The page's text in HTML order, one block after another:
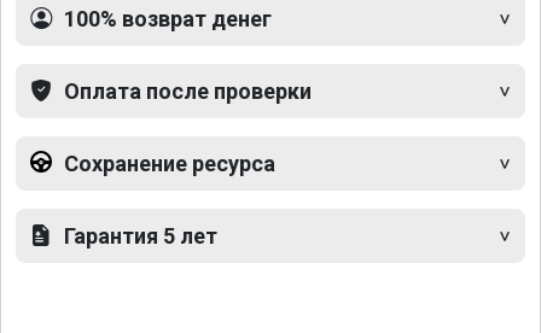
100% возврат денег
Оплата после проверки
Сохранение ресурса
Гарантия 5 лет